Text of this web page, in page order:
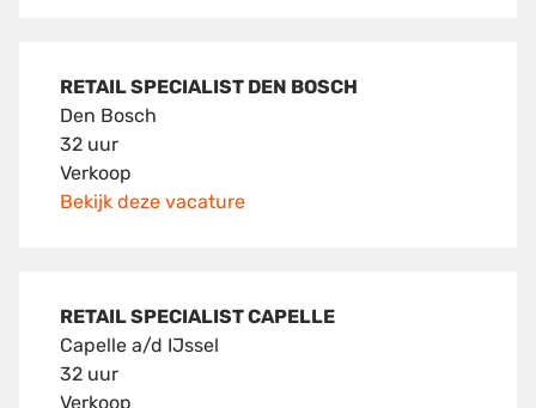
RETAIL SPECIALIST DEN BOSCH
Den Bosch
32 uur
Verkoop
Bekijk deze vacature
RETAIL SPECIALIST CAPELLE
Capelle a/d IJssel
32 uur
Verkoop